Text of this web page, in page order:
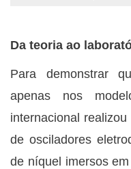
Da teoria ao
Para demonstrar
apenas nos
internacional
de osciladores
de níquel imersos